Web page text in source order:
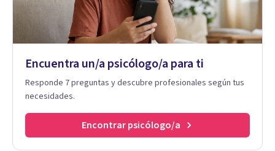
Encuentra un/a psicólogo/a para ti
Responde 7 preguntas y descubre profesionales según tus
necesidades.
Encontrar psicólogo/a